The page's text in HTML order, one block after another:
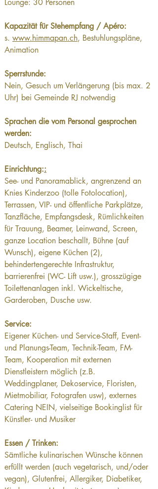
Lounge: 30 Personen
Kapazität für Stehempfang / Apéro:
s. www.himmapan.ch, Bestuhlungspläne,
Animation
Sperrstunde:
Nein, Gesuch um Verlängerung (bis max. 2
Uhr) bei Gemeinde RJ notwendig
Sprachen die vom Personal gesprochen
werden:
Deutsch, Englisch, Thai
Einrichtung::
See- und Panoramablick, angrenzend an
Knies Kinderzoo (tolle Fotolocation),
Terrassen, VIP- und öffentliche Parkplätze,
Tanzfläche, Empfangsdesk, Rümlichkeiten
für Trauung, Beamer, Leinwand, Screen,
ganze Location beschallt, Bühne (auf
Wunsch), eigene Küchen (2),
behindertengerechte Infrastruktur,
barrierenfrei (WC- Lift usw.), grosszügige
Toilettenanlagen inkl. Wickeltische,
Garderoben, Dusche usw.
Service:
Eigener Küchen- und Service-Staff, Event-
und Planungs-Team, Technik-Team, FM-
Team, Kooperation mit externen
Dienstleistern möglich (z.B.
Weddingplaner, Dekoservice, Floristen,
Mietmobiliar, Fotografen usw), externes
Catering NEIN, vielseitige Bookinglist für
Künstler- und Musiker
Essen / Trinken:
Sämtliche kulinarischen Wünsche können
erfüllt werden (auch vegetarisch, und/oder
vegan), Glutenfrei, Allergiker, Diabetiker,